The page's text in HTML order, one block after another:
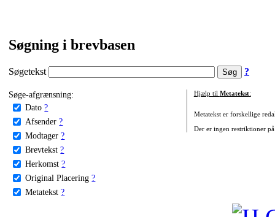
Søgning i brevbasen
Søgetekst ?
Søge-afgrænsning:
Dato ?
Afsender ?
Modtager ?
Brevtekst ?
Herkomst ?
Original Placering ?
Metatekst ?
Hjælp til Metatekst:
Metatekst er forskellige
Der er ingen restriktioner